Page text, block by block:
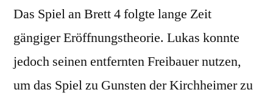
Das Spiel an Brett 4 folgte lange Zeit
gängiger Eröffnungstheorie. Lukas konnte
jedoch seinen entfernten Freibauer nutzen,
um das Spiel zu Gunsten der Kirchheimer zu